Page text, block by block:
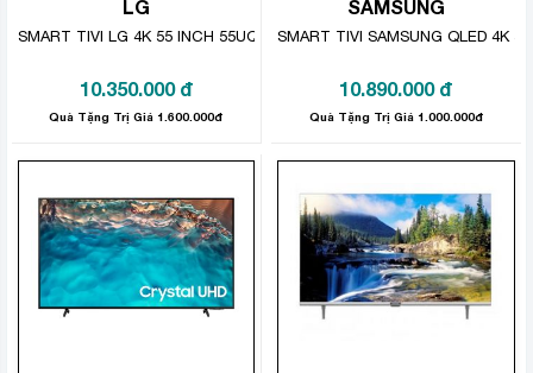
trên tivi một cách tiện lợi và tối ưu hơn.
LG
SMART TIVI LG 4K 55 INCH 55UQ7550PSF
10.350.000 đ
Quà Tặng Trị Giá 1.600.000đ
SAMSUNG
SMART TIVI SAMSUNG QLED 4K
10.890.000 đ
Quà Tặng Trị Giá 1.000.000đ